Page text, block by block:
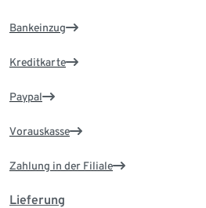
Bankeinzug
Kreditkarte
Paypal
Vorauskasse
Zahlung in der Filiale
Lieferung